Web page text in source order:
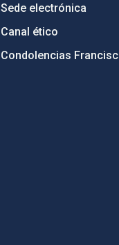
Sede electrónica
Canal ético
Condolencias